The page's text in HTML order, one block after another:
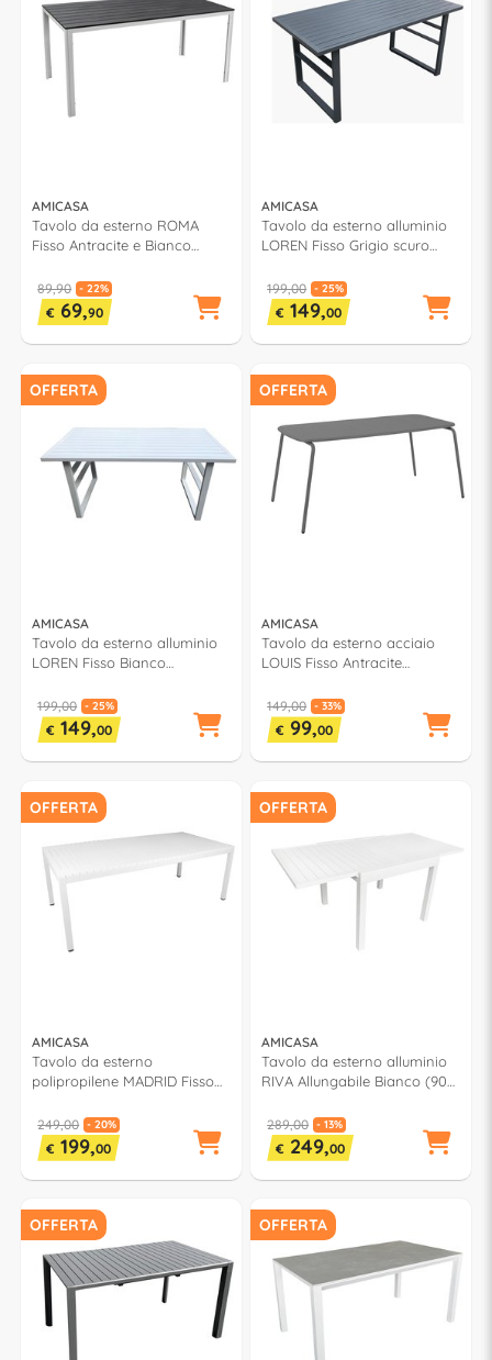
AMICASA
Tavolo da esterno ROMA
Fisso Antracite e Bianco
89,90 - 22%
€ 69,90
AMICASA
Tavolo da esterno alluminio
LOREN Fisso Grigio scuro
199,00 - 25%
€ 149,00
OFFERTA
AMICASA
Tavolo da esterno alluminio
LOREN Fisso Bianco
199,00 - 25%
€ 149,00
OFFERTA
AMICASA
Tavolo da esterno acciaio
LOUIS Fisso Antracite
149,00 - 33%
€ 99,00
OFFERTA
AMICASA
Tavolo da esterno
polipropilene MADRID Fisso
516 PPTOP
249,00 - 20%
€ 199,00
OFFERTA
AMICASA
Tavolo da esterno alluminio
RIVA Allungabile Bianco (90-
289,00 - 13%
€ 249,00
OFFERTA OFFERTA